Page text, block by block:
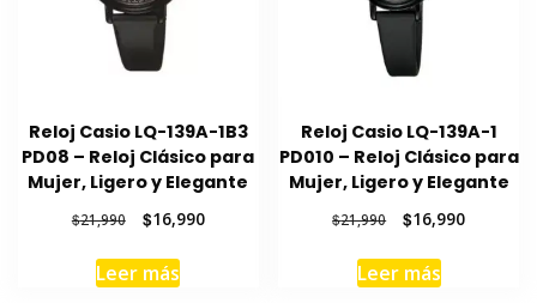
Reloj Casio LQ-139A-1B3
PD08 – Reloj Clásico para
Mujer, Ligero y Elegante
$21,990
original
era:
$16,990El
Leer más
Reloj Casio LQ-139A-1
PD010 – Reloj Clásico para
Mujer, Ligero y Elegante
$21,990
El
original
era:
$16,990El
Leer más